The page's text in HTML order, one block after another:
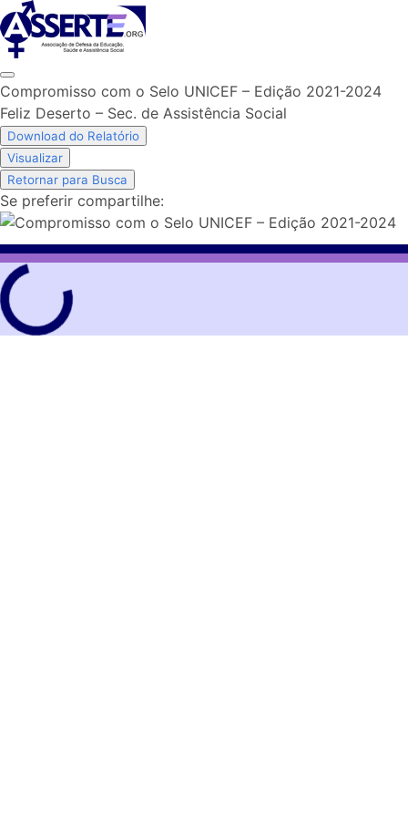
Skip
to
content
Compromisso com o Selo UNICEF – Edição 2021-2024
Feliz Deserto – Sec. de Assistência Social
Download do Relatório
Visualizar
Retornar para Busca
Se preferir compartilhe: